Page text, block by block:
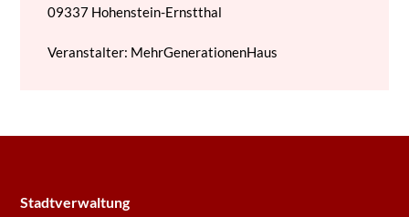
09337 Hohenstein-Ernstthal
Veranstalter: MehrGenerationenHaus
Stadtverwaltung